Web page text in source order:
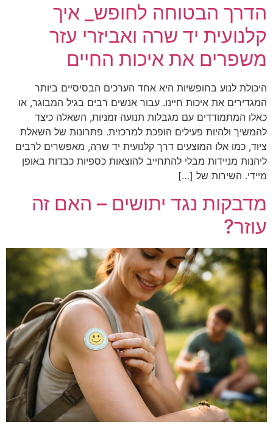
הדרך הבטוחה לחופש_ איך
קלנועית יד שרה ואביזרי עזר
משפרים את איכות החיים
היכולת לנוע בחופשיות היא אחד הערכים הבסיסיים ביותר
המגדירים את איכות חיינו. עבור אנשים רבים בגיל המבוגר, או
כאלו המתמודדים עם מגבלות תנועה זמניות, השאלה כיצד
להמשיך ולהיות פעילים הופכת למרכזית. פתרונות של השאלת
ציוד, כמו אלו המוצעים דרך קלנועית יד שרה, מאפשרים לרבים
ליהנות מניידות מבלי להתחייב להוצאות כספיות כבדות באופן
מיידי. השירות של […]
מדבקות נגד יתושים – האם זה
עוזר?